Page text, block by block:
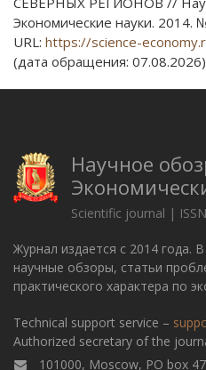
Экономические науки. 2014.
URL: https://science-
(дата обращения:
Научное
Scientific journal |
Журнал издается с 2014 года.
научные обзоры, статьи
практического характера по
Technical support service –
Authorized secretary of the
101000, Moscow, PO box 47